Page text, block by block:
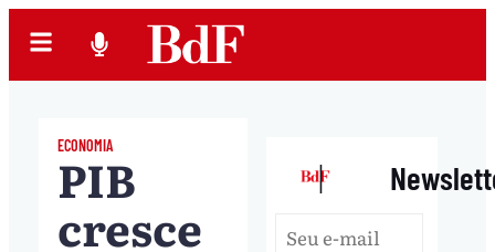
ECONOMIA
PIB
cresce
|